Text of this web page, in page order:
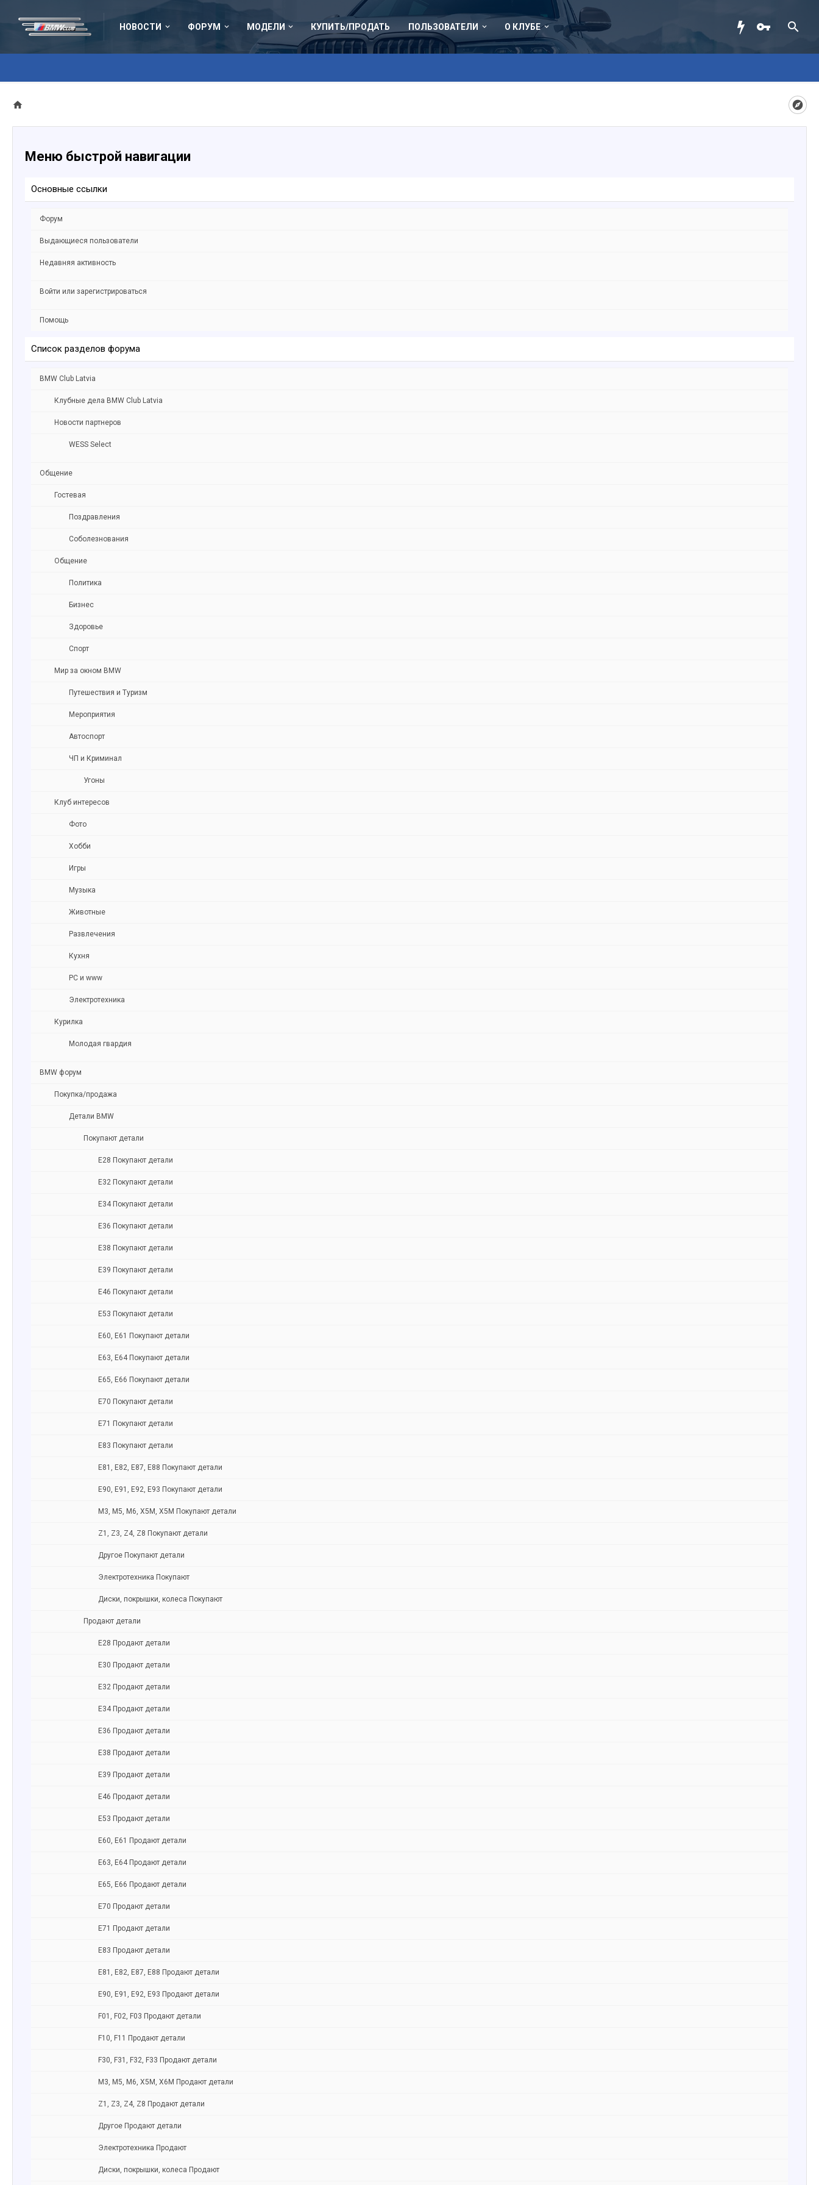
НОВОСТИ ФОРУМ МОДЕЛИ КУПИТЬ/ПРОДАТЬ ПОЛЬЗОВАТЕЛИ О КЛУБЕ
Меню быстрой навигации
Основные ссылки
Форум
Выдающиеся пользователи
Недавняя активность
Войти или зарегистрироваться
Помощь
Список разделов форума
BMW Club Latvia
Клубные дела BMW Club Latvia
Новости партнеров
WESS Select
Общение
Гостевая
Поздравления
Соболезнования
Общение
Политика
Бизнес
Здоровье
Спорт
Мир за окном BMW
Путешествия и Туризм
Мероприятия
Автоспорт
ЧП и Криминал
Угоны
Клуб интересов
Фото
Хобби
Игры
Музыка
Животные
Развлечения
Кухня
PC и www
Электротехника
Курилка
Молодая гвардия
BMW форум
Покупка/продажа
Детали BMW
Покупают детали
Е28 Покупают детали
Е32 Покупают детали
Е34 Покупают детали
Е36 Покупают детали
Е38 Покупают детали
Е39 Покупают детали
Е46 Покупают детали
Е53 Покупают детали
Е60, Е61 Покупают детали
Е63, E64 Покупают детали
Е65, E66 Покупают детали
Е70 Покупают детали
Е71 Покупают детали
Е83 Покупают детали
E81, E82, E87, E88 Покупают детали
Е90, E91, E92, E93 Покупают детали
M3, M5, M6, X5M, X5M Покупают детали
Z1, Z3, Z4, Z8 Покупают детали
Другое Покупают детали
Электротехника Покупают
Диски, покрышки, колеса Покупают
Продают детали
Е28 Продают детали
Е30 Продают детали
Е32 Продают детали
Е34 Продают детали
Е36 Продают детали
Е38 Продают детали
Е39 Продают детали
Е46 Продают детали
Е53 Продают детали
Е60, E61 Продают детали
Е63, E64 Продают детали
Е65, Е66 Продают детали
Е70 Продают детали
Е71 Продают детали
Е83 Продают детали
E81, E82, E87, E88 Продают детали
Е90, E91, E92, E93 Продают детали
F01, F02, F03 Продают детали
F10, F11 Продают детали
F30, F31, F32, F33 Продают детали
M3, M5, M6, X5M, X6M Продают детали
Z1, Z3, Z4, Z8 Продают детали
Другое Продают детали
Электротехника Продают
Диски, покрышки, колеса Продают